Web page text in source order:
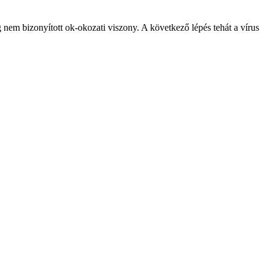
bizonyított ok-okozati viszony. A következő lépés tehát a vírus